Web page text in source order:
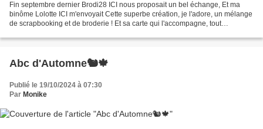
Fin septembre dernier Brodi28 ICI nous proposait un bel échange, Et ma
binôme Lolotte ICI m'envoyait Cette superbe création, je l'adore, un mélange
de scrapbooking et de broderie ! Et sa carte qui l'accompagne, tout
Abc d'Automne🐿️🍁
Publié le 19/10/2024 à 07:30
Par Monike